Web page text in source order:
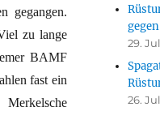
gegangen.
zu lange
BAMF
fast ein
29.
26.